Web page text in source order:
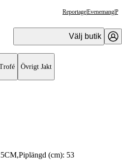
ReportageEvenemang
Välj butik
Övrigt Jakt
,Piplängd (cm): 53